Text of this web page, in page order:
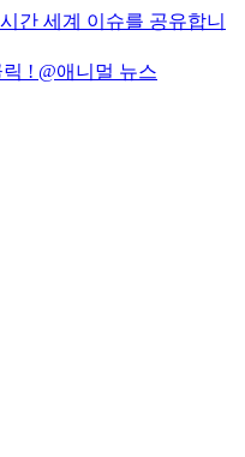
간 세계 이슈를 공유합니
! @애니멀 뉴스